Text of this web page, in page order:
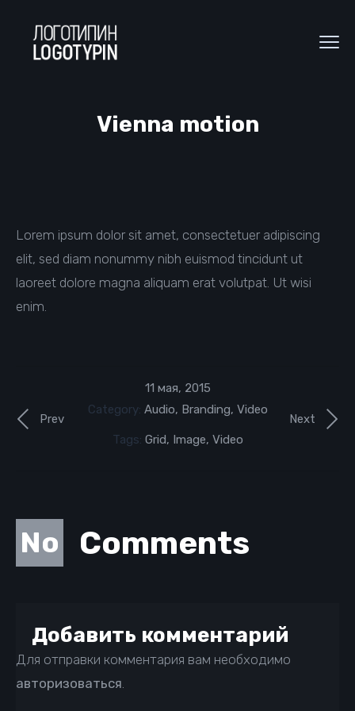
Vienna motion
Lorem ipsum dolor sit amet, consectetuer adipiscing
elit, sed diam nonummy nibh euismod tincidunt ut
laoreet dolore magna aliquam erat volutpat. Ut wisi
enim.
Next
Prev
11 мая, 2015
Category: Audio, Branding, Video
Tags: Grid, Image, Video
No Comments
Добавить комментарий
Для отправки комментария вам необходимо
авторизоваться.